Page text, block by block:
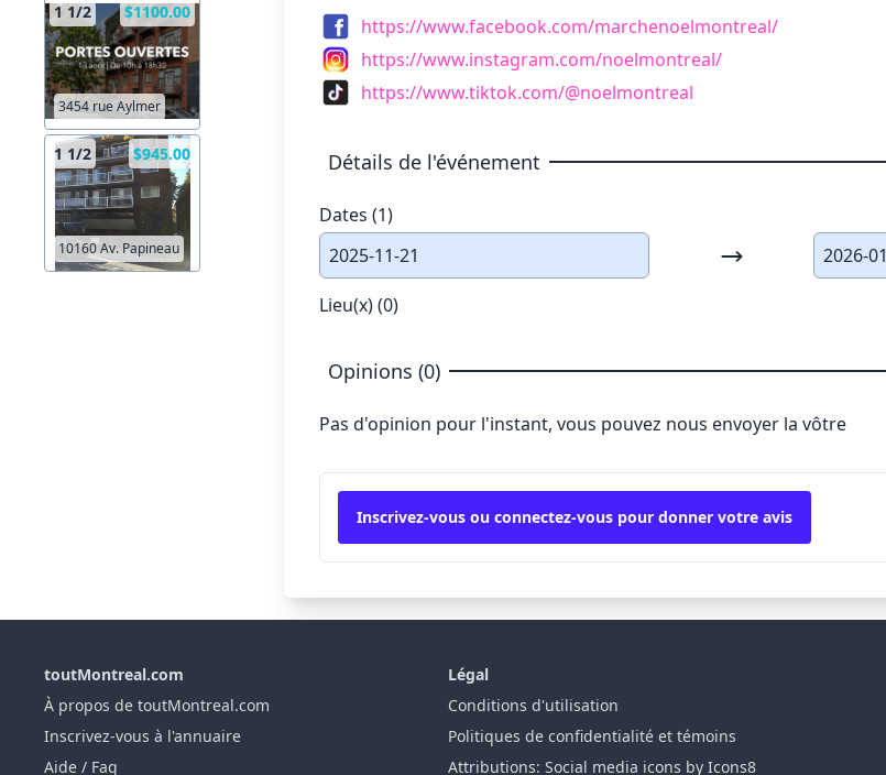
1 1/2 $1100.00
3454 rue Aylmer
1 1/2 $945.00
10160 Av. Papineau
https://www.facebook.com/marchenoelmontreal/
https://www.instagram.com/noelmontreal/
https://www.tiktok.com/@noelmontreal
Détails de l'événement
Dates (1)
2025-11-21
2026-
Lieu(x) (0)
Opinions (0)
Pas d'opinion pour l'instant, vous pouvez nous envoyer la vôtre
Inscrivez-vous ou connectez-vous pour donner votre avis
toutMontreal.com
À propos de toutMontreal.com
Inscrivez-vous à l'annuaire
Aide / Faq
Légal
Conditions d'utilisation
Politiques de confidentialité et témoins
Attributions: Social media icons by Icons8